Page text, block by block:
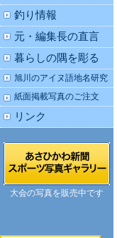
釣り情報
元・編集長の直言
暮らしの隅を彫る
旭川のアイヌ語地名研究
紙面掲載写真のご注文
リンク
大会の写真を販売中です